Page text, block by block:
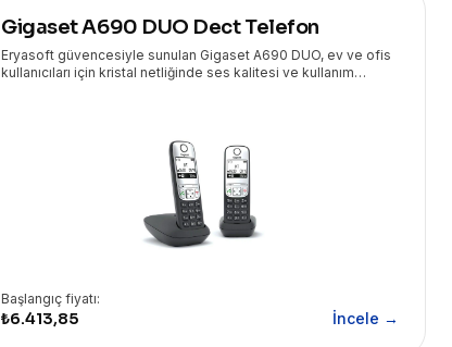
Gigaset A690 DUO Dect Telefon
Eryasoft güvencesiyle sunulan Gigaset A690 DUO, ev ve ofis
kullanıcıları için kristal netliğinde ses kalitesi ve kullanım
Başlangıç fiyatı:
₺6.413,85 İncele →